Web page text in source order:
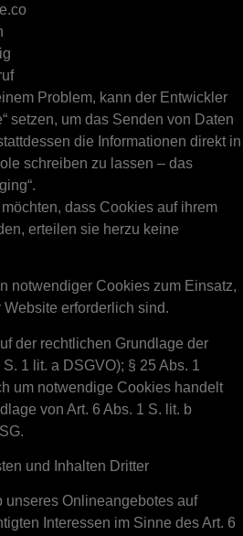
Problem, kann der Entwickler
setzen, um das Senden von Daten
die Informationen direkt in
schreiben zu lassen – das
dass Cookies auf ihrem
erteilen sie herzu keine
notwendiger Cookies zum Einsatz,
erforderlich sind.
der rechtlichen Grundlage der
1 lit. a DSGVO); § 25 Abs. 1
um notwendige Cookies handelt
von Art. 6 Abs. 1 S. lit. b
und Inhalten Dritter
unseres Onlineangebotes auf
Interessen im Sinne des Art. 6